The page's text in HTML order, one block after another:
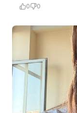
0 0